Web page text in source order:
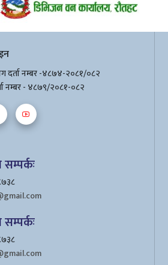
दर्ता नम्बर -४८७४-२०८१/०८२
नम्बर - ४८७९/२०८१-०८२